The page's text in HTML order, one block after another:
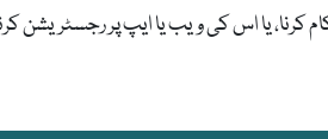
یا اس کی ویب یا ایپ پر رجسٹریشن